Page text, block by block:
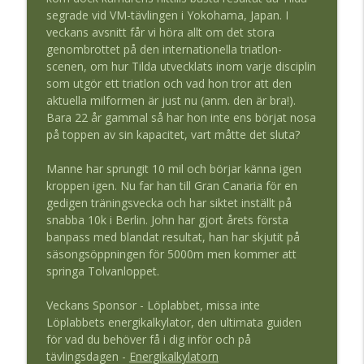
Forsberg
Spring Snyggt - med Jesus och Manne
346. Jesper Lundberg om att justera
träning efter skada
Spring Snyggt - med Jesus och Manne
info_outline
345. Sommarträning med
löpningstungviktaren Edvin Anger
344. Aging like fine wine - Kajsa Berg
och det nya svenska rekordet på 100
miles
Spring Snyggt - med Jesus och Manne
343. Att bygga vidare från livets
Spring Snyggt - med Jesus och Manne
342. Emma Eriksson tog stigen till ett
segrade vid VM-tävlingen i Yokohama, Japan. I
veckans avsnitt får vi höra allt om det stora
genombrottet på den internationella triatlon-
scenen, om hur Tilda utvecklats inom varje disciplin
som utgör ett triatlon och vad hon tror att den
aktuella milformen är just nu (anm. den är bra!).
Bara 22 år gammal så har hon inte ens börjat nosa
på toppen av sin kapacitet, vart måtte det sluta?
Manne har sprungit 10 mil och börjar känna igen
kroppen igen. Nu far han till Gran Canaria för en
gedigen träningsvecka och har siktet inställt på
snabba 10k i Berlin. John har gjort årets första
banpass med blandat resultat, han har skjutit på
säsongsöppningen för 5000m men kommer att
springa Tolvanloppet.
Veckans Sponsor - Löplabbet, missa inte
Löplabbets energikalkylator, den ultimata guiden
för vad du behöver få i dig inför och på
tävlingsdagen - Energikalkylatorn